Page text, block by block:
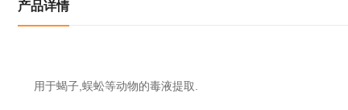
产品详情
用于蝎子,蜈蚣等动物的毒液提取.